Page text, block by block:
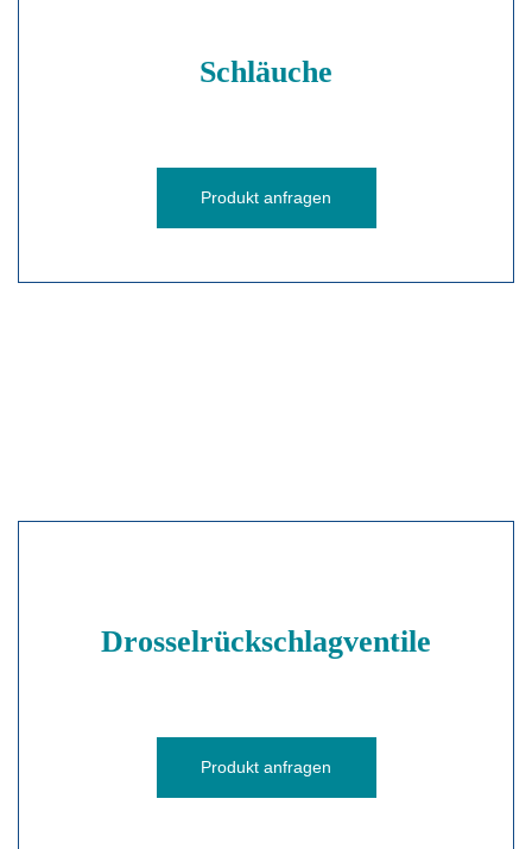
Schläuche
Produkt anfragen
Drosselrückschlagventile
Produkt anfragen